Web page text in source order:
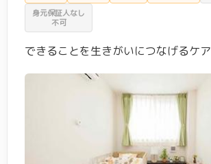
身元保証人なし
不可
できることを生きがいにつなげるケア